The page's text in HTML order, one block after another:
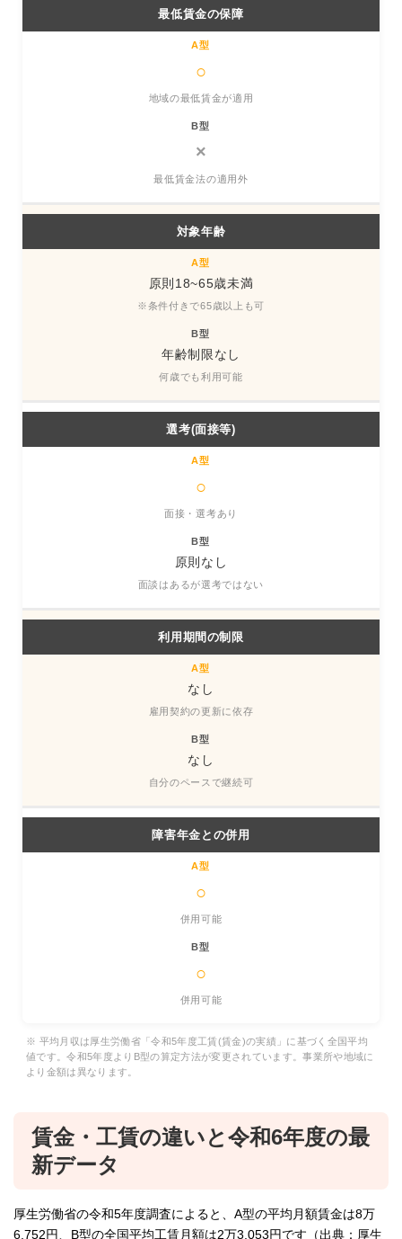
最低賃金の保障
○
地域の最低賃金が適用
×
最低賃金法の適用外
対象年齢
原則18~65歳未満
※条件付きで65歳以上も可
年齢制限なし
何歳でも利用可能
選考(面接等)
○
面接・選考あり
原則なし
面談はあるが選考ではない
利用期間の制限
なし
雇用契約の更新に依存
なし
自分のペースで継続可
障害年金との併用
○
併用可能
○
併用可能
※ 平均月収は厚生労働省「令和5年度工賃(賃金)の実績」に基づく全国平均
値です。令和5年度よりB型の算定方法が変更されています。事業所や地域に
より金額は異なります。
賃金・工賃の違いと令和6年度の最
新データ
厚生労働省の令和5年度調査によると、A型の平均月額賃金は8万
6,752円、B型の全国平均工賃月額は2万3,053円です（出典：厚生